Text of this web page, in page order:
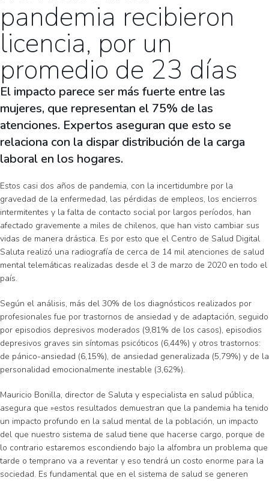
pandemia recibieron
licencia, por un
promedio de 23 días
El impacto parece ser más fuerte entre las
mujeres, que representan el 75% de las
atenciones. Expertos aseguran que esto se
relaciona con la dispar distribución de la carga
laboral en los hogares.
Estos casi dos años de pandemia, con la incertidumbre por la
gravedad de la enfermedad, las pérdidas de empleos, los encierros
intermitentes y la falta de contacto social por largos períodos, han
afectado gravemente a miles de chilenos, que han visto cambiar sus
vidas de manera drástica. Es por esto que el Centro de Salud Digital
Saluta realizó una radiografía de cerca de 14 mil atenciones de salud
mental telemáticas realizadas desde el 3 de marzo de 2020 en todo el
país.
Según el análisis, más del 30% de los diagnósticos realizados por
profesionales fue por trastornos de ansiedad y de adaptación, seguido
por episodios depresivos moderados (9,81% de los casos), episodios
depresivos graves sin síntomas psicóticos (6,44%) y otros trastornos:
de pánico-ansiedad (6,15%), de ansiedad generalizada (5,79%) y de la
personalidad emocionalmente inestable (3,62%).
Mauricio Bonilla, director de Saluta y especialista en salud pública,
asegura que »estos resultados demuestran que la pandemia ha tenido
un impacto profundo en la salud mental de la población, un impacto
del que nuestro sistema de salud tiene que hacerse cargo, porque de
lo contrario estaremos escondiendo bajo la alfombra un problema que
tarde o temprano va a reventar y eso tendrá un costo enorme para la
sociedad. Es fundamental que en el sistema de salud se generen